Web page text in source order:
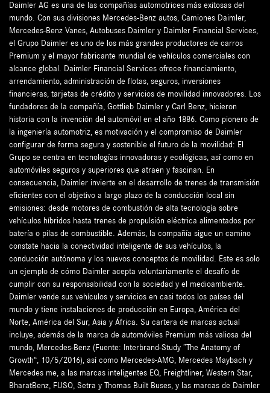
Daimler AG es una de las compañías automotrices más exitosas del
mundo. Con sus divisiones Mercedes-Benz autos, Camiones Daimler,
Mercedes-Benz Vanes, Autobuses Daimler y Daimler Financial Services,
el Grupo Daimler es uno de los más grandes productores de carros
Premium y el mayor fabricante mundial de vehículos comerciales con
alcance global. Daimler Financial Services ofrece financiamiento,
arrendamiento, administración de flotas, seguros, inversiones
financieras, tarjetas de crédito y servicios de movilidad innovadores. Los
fundadores de la compañía, Gottlieb Daimler y Carl Benz, hicieron
historia con la invención del automóvil en el año 1886. Como pionero de
la ingeniería automotriz, es motivación y el compromiso de Daimler
configurar de forma segura y sostenible el futuro de la movilidad: El
Grupo se centra en tecnologías innovadoras y ecológicas, así como en
automóviles seguros y superiores que atraen y fascinan. En
consecuencia, Daimler invierte en el desarrollo de trenes de transmisión
eficientes con el objetivo a largo plazo de la conducción local sin
emisiones: desde motores de combustión de alta tecnología sobre
vehículos híbridos hasta trenes de propulsión eléctrica alimentados por
batería o pilas de combustible. Además, la compañía sigue un camino
constate hacia la conectividad inteligente de sus vehículos, la
conducción autónoma y los nuevos conceptos de movilidad. Este es solo
un ejemplo de cómo Daimler acepta voluntariamente el desafío de
cumplir con su responsabilidad con la sociedad y el medioambiente.
Daimler vende sus vehículos y servicios en casi todos los países del
mundo y tiene instalaciones de producción en Europa, América del
Norte, América del Sur, Asia y África. Su cartera de marcas actual
incluye, además de la marca de automóviles Premium más valiosa del
mundo, Mercedes-Benz (Fuente: Interbrand-Study ”The Anatomy of
Growth“, 10/5/2016), así como Mercedes-AMG, Mercedes Maybach y
Mercedes me, a las marcas inteligentes EQ, Freightliner, Western Star,
BharatBenz, FUSO, Setra y Thomas Built Buses, y las marcas de Daimler